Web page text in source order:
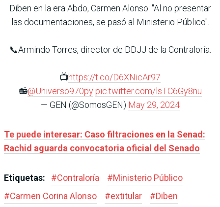
Diben en la era Abdo, Carmen Alonso: "Al no presentar
las documentaciones, se pasó al Ministerio Público".
📞Armindo Torres, director de DDJJ de la Contraloría.
📺https://t.co/D6XNicAr97
📻@Universo970py pic.twitter.com/lsTC6Gy8nu
— GEN (@SomosGEN) May 29, 2024
Te puede interesar: Caso filtraciones en la Senad:
Rachid aguarda convocatoria oficial del Senado
Etiquetas: #Contraloría #Ministerio Público
#Carmen Corina Alonso #extitular #Diben